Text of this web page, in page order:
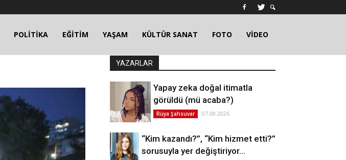
POLİTİKA EĞİTİM YAŞAM KÜLTÜR SANAT FOTO VİDEO
YAZARLAR
Yapay zeka doğal itimatla
görüldü (mü acaba?)
Rüya Şahsuvar 07.08.2026
“Kim kazandı?”, “Kim hizmet etti?”
sorusuyla yer değiştiriyor…